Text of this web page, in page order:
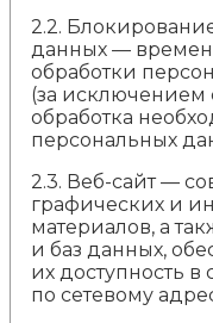
2.2.
данных —
обработки
(за исключением
обработка
персональных
2.3. Веб-сайт —
графических и
материалов, а
и баз данных,
их доступность в
по сетевому